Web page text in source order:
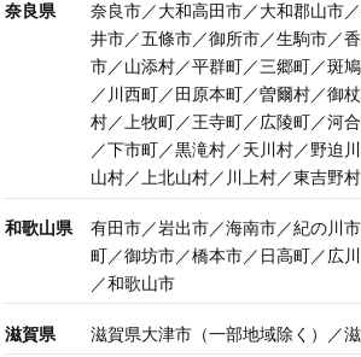
奈良県
奈良市／大和高田市／大和郡山市
井市／五條市／御所市／生駒市／
市／山添村／平群町／三郷町／斑
／川西町／田原本町／曽爾村／御
村／上牧町／王寺町／広陵町／河
／下市町／黒滝村／天川村／野迫
山村／上北山村／川上村／東吉野村
和歌山県
有田市／岩出市／海南市／紀の川
町／御坊市／橋本市／日高町／広
／和歌山市
滋賀県 滋賀県大津市（一部地域除く）／